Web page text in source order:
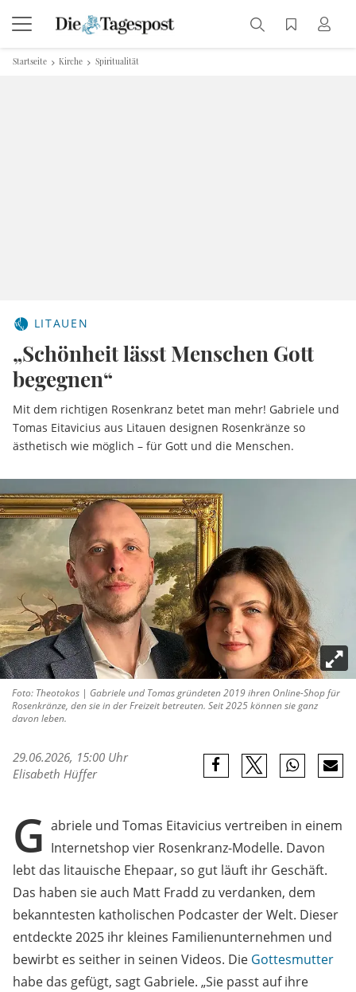
Startseite Kirche Spiritualität
LITAUEN
„Schönheit lässt Menschen Gott
begegnen“
Mit dem richtigen Rosenkranz betet man mehr! Gabriele und
Tomas Eitavicius aus Litauen designen Rosenkränze so
ästhetisch wie möglich – für Gott und die Menschen.
Foto: Theotokos | Gabriele und Tomas gründeten 2019 ihren Online-Shop für
Rosenkränze, den sie in der Freizeit betreuten. Seit 2025 können sie ganz
davon leben.
29.06.2026, 15:00 Uhr
Elisabeth Hüffer
G abriele und Tomas Eitavicius vertreiben in einem
Internetshop vier Rosenkranz-Modelle. Davon
lebt das litauische Ehepaar, so gut läuft ihr Geschäft.
Das haben sie auch Matt Fradd zu verdanken, dem
bekanntesten katholischen Podcaster der Welt. Dieser
entdeckte 2025 ihr kleines Familienunternehmen und
bewirbt es seither in seinen Videos. Die Gottesmutter
habe das gefügt, sagt Gabriele. „Sie passt auf ihre